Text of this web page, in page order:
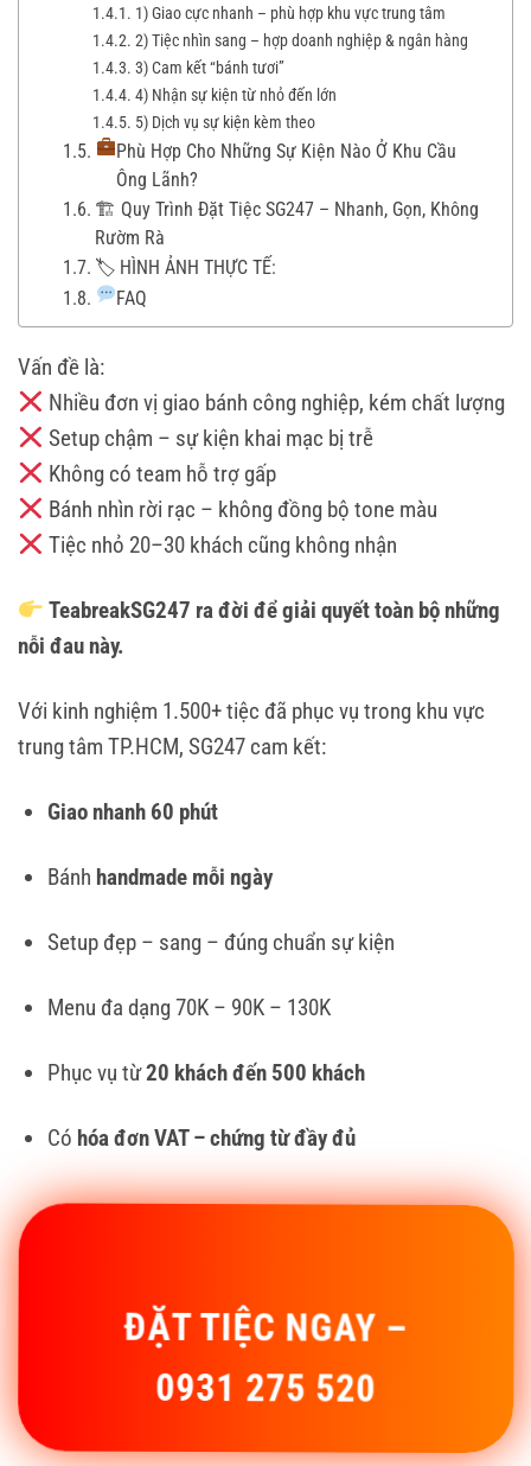
1) Giao cực nhanh – phù hợp khu vực trung tâm
2) Tiệc nhìn sang – hợp doanh nghiệp & ngân hàng
3) Cam kết “bánh tươi”
4) Nhận sự kiện từ nhỏ đến lớn
5) Dịch vụ sự kiện kèm theo
Phù Hợp Cho Những Sự Kiện Nào Ở Khu Cầu
Ông Lãnh?
🏗 Quy Trình Đặt Tiệc SG247 – Nhanh, Gọn, Không
Rườm Rà
🏷 HÌNH ẢNH THỰC TẾ:
FAQ
Vấn đề là:
Nhiều đơn vị giao bánh công nghiệp, kém chất lượng
Setup chậm – sự kiện khai mạc bị trễ
Không có team hỗ trợ gấp
Bánh nhìn rời rạc – không đồng bộ tone màu
Tiệc nhỏ 20–30 khách cũng không nhận
TeabreakSG247 ra đời để giải quyết toàn bộ những
nỗi đau này.
Với kinh nghiệm 1.500+ tiệc đã phục vụ trong khu vực
trung tâm TP.HCM, SG247 cam kết:
Giao nhanh 60 phút
Bánh handmade mỗi ngày
Setup đẹp – sang – đúng chuẩn sự kiện
Menu đa dạng 70K – 90K – 130K
Phục vụ từ20 khách đến 500 khách
Có hóa đơn VAT – chứng từ đầy đủ
ĐẶT TIỆC NGAY –
0931 275 520